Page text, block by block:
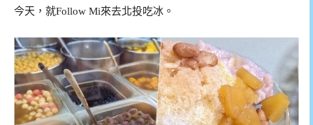
今天，就Follow Mi來去北投吃冰。